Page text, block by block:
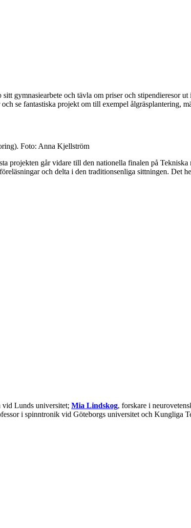
gymnasiearbete och tävla om priser och stipendieresor
se fantastiska projekt om till exempel ålgräsplantering,
Foto: Anna Kjellström
projekten går vidare till den nationella finalen på
och delta i den traditionsenliga sittningen. Det
Lunds universitet; Mia Lindskog, forskare i
i spinntronik vid Göteborgs universitet och Kungliga